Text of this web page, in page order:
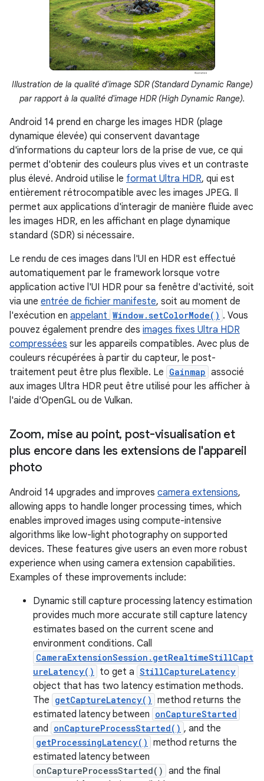
Illustration de la qualité d'image SDR (Standard Dynamic Range)
par rapport à la qualité d'image HDR (High Dynamic Range).
Android 14 prend en charge les images HDR (plage
dynamique élevée) qui conservent davantage
d'informations du capteur lors de la prise de vue, ce qui
permet d'obtenir des couleurs plus vives et un contraste
plus élevé. Android utilise le format Ultra HDR, qui est
entièrement rétrocompatible avec les images JPEG. Il
permet aux applications d'interagir de manière fluide avec
les images HDR, en les affichant en plage dynamique
standard (SDR) si nécessaire.
Le rendu de ces images dans l'UI en HDR est effectué
automatiquement par le framework lorsque votre
application active l'UI HDR pour sa fenêtre d'activité, soit
via une entrée de fichier manifeste, soit au moment de
l'exécution en appelant Window.setColorMode() . Vous
pouvez également prendre des images fixes Ultra HDR
compressées sur les appareils compatibles. Avec plus de
couleurs récupérées à partir du capteur, le post-
traitement peut être plus flexible. Le Gainmap associé
aux images Ultra HDR peut être utilisé pour les afficher à
l'aide d'OpenGL ou de Vulkan.
Zoom, mise au point, post-visualisation et
plus encore dans les extensions de l'appareil
photo
Android 14 upgrades and improves camera extensions,
allowing apps to handle longer processing times, which
enables improved images using compute-intensive
algorithms like low-light photography on supported
devices. These features give users an even more robust
experience when using camera extension capabilities.
Examples of these improvements include:
Dynamic still capture processing latency estimation
provides much more accurate still capture latency
estimates based on the current scene and
environment conditions. Call
CameraExtensionSession.getRealtimeStillCapt
ureLatency()
to get a StillCaptureLatency
object that has two latency estimation methods.
The getCaptureLatency() method returns the
estimated latency between onCaptureStarted
and onCaptureProcessStarted() , and the
getProcessingLatency() method returns the
estimated latency between
onCaptureProcessStarted() and the final